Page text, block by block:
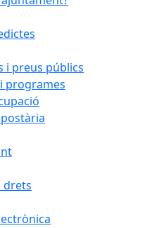
i preus públics
programes
drets